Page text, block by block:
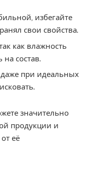
избегайте
свои свойства.
как влажность
состав.
даже при идеальных
значительно
продукции и
её